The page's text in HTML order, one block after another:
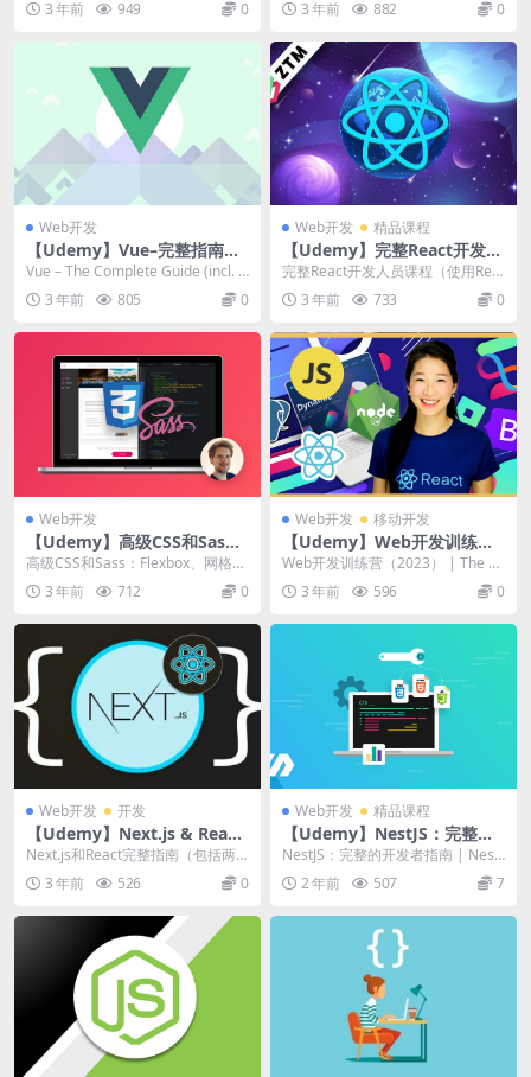
3 年前 949 0 3 年前 882 0
Web开发
【Udemy】Vue–完整指南
（包括Router和组合 API）
Vue – The Complete Guide (incl. R
o...
3 年前 805 0
Web开发 精品课程
【Udemy】完整React开发人
员课程（使用Redux、Hook
s、GraphQL）
完整React开发人员课程（使用Red
ux、Hooks、GraphQL） | C...
3 年前 733 0
Web开发
【Udemy】高级CSS和Sas
s：Flexbox、网格、动画
高级CSS和Sass：Flexbox、网格、
动画等！ | Advanced CS...
3 年前 712 0
Web开发 移动开发
【Udemy】Web开发训练营
（2023）
Web开发训练营（2023） | The C
omplete 2023 Web D...
3 年前 596 0
Web开发 开发
【Udemy】Next.js & React
– The Complete Guide (incl.
Two Paths!)
Next.js和React完整指南（包括两
条路径） 从头开始学习 NextJS，...
3 年前 526 0
Web开发 精品课程
【Udemy】NestJS：完整的
开发者指南
NestJS：完整的开发者指南 | NestJ
S: The Complete D...
2 年前 507 7